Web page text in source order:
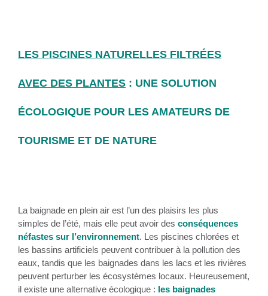
LES PISCINES NATURELLES FILTRÉES
AVEC DES PLANTES : UNE SOLUTION
ÉCOLOGIQUE POUR LES AMATEURS DE
TOURISME ET DE NATURE
La baignade en plein air est l’un des plaisirs les plus
simples de l’été, mais elle peut avoir des conséquences
néfastes sur l’environnement. Les piscines chlorées et
les bassins artificiels peuvent contribuer à la pollution des
eaux, tandis que les baignades dans les lacs et les rivières
peuvent perturber les écosystèmes locaux. Heureusement,
il existe une alternative écologique : les baignades